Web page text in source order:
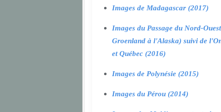
Images de Madagascar (2017)
Images du Passage du Nord-
Groenland à l'Alaska) suivi de
et Québec (2016)
Images de Polynésie (2015)
Images du Pérou (2014)